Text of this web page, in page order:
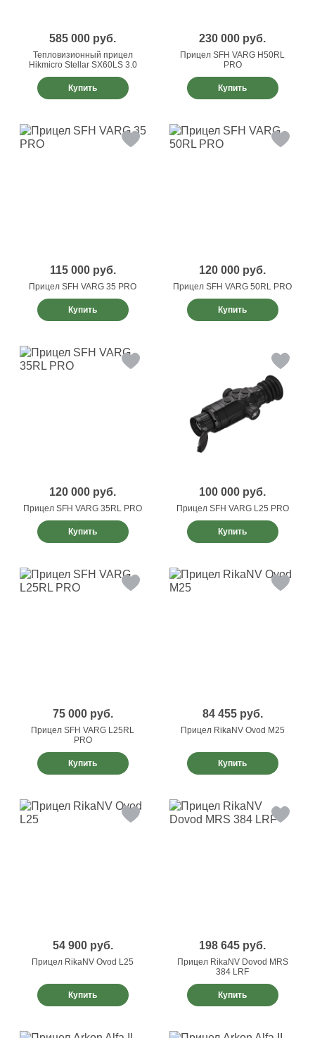
585 000 руб.
Тепловизионный прицел
Hikmicro Stellar SX60LS 3.0
Купить
230 000 руб.
Прицел SFH VARG H50RL
PRO
Купить
115 000 руб.
Прицел SFH VARG 35 PRO
Купить
120 000 руб.
Прицел SFH VARG 50RL PRO
Купить
120 000 руб.
Прицел SFH VARG 35RL PRO
Купить
100 000 руб.
Прицел SFH VARG L25 PRO
Купить
75 000 руб.
Прицел SFH VARG L25RL
PRO
Купить
84 455 руб.
Прицел RikaNV Ovod M25
Купить
54 900 руб.
Прицел RikaNV Ovod L25
Купить
198 645 руб.
Прицел RikaNV Dovod MRS
384 LRF
Купить